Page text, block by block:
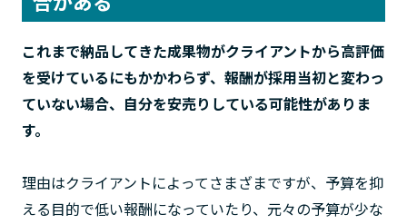
これまで納品してきた成果物がクライアントから高評価
を受けているにもかかわらず、報酬が採用当初と変わっ
ていない場合、自分を安売りしている可能性がありま
す。
理由はクライアントによってさまざまですが、予算を抑
える目的で低い報酬になっていたり、元々の予算が少な